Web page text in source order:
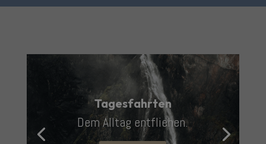
Tagesfahrten
Dem Alltag entfliehen.